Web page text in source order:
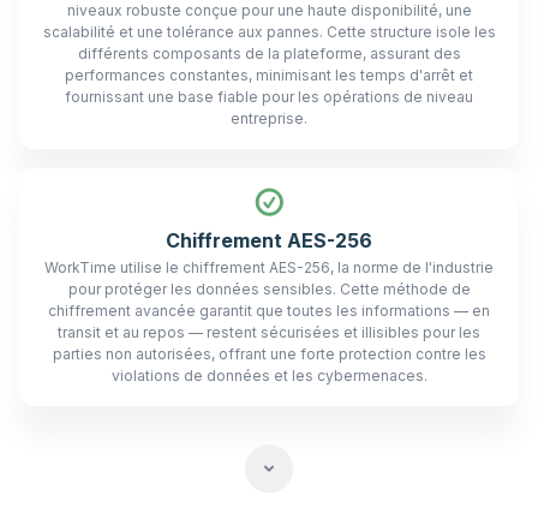
niveaux robuste conçue pour une haute disponibilité, une
scalabilité et une tolérance aux pannes. Cette structure isole les
différents composants de la plateforme, assurant des
performances constantes, minimisant les temps d'arrêt et
fournissant une base fiable pour les opérations de niveau
entreprise.
Chiffrement AES-256
WorkTime utilise le chiffrement AES-256, la norme de l'industrie
pour protéger les données sensibles. Cette méthode de
chiffrement avancée garantit que toutes les informations — en
transit et au repos — restent sécurisées et illisibles pour les
parties non autorisées, offrant une forte protection contre les
violations de données et les cybermenaces.